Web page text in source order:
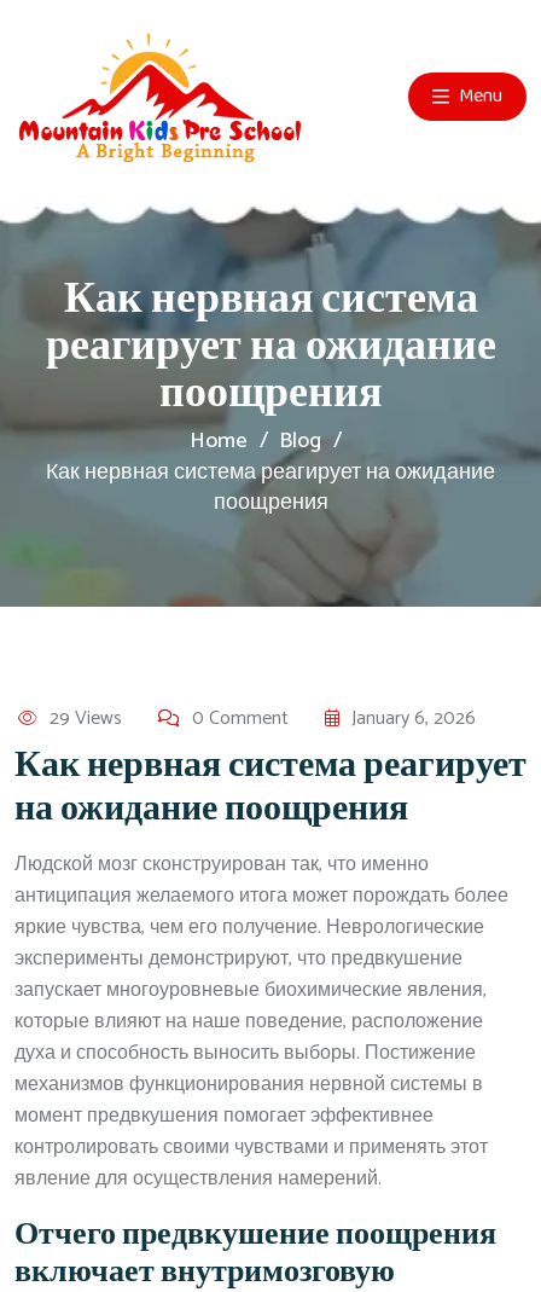
Menu
Как нервная система
реагирует на ожидание
поощрения
Home
Blog
Как нервная система реагирует на ожидание
поощрения
29 Views 0 Comment January 6, 2026
Как нервная система реагирует
на ожидание поощрения
Людской мозг сконструирован так, что именно
антиципация желаемого итога может порождать более
яркие чувства, чем его получение. Неврологические
эксперименты демонстрируют, что предвкушение
запускает многоуровневые биохимические явления,
которые влияют на наше поведение, расположение
духа и способность выносить выборы. Постижение
механизмов функционирования нервной системы в
момент предвкушения помогает эффективнее
контролировать своими чувствами и применять этот
явление для осуществления намерений.
Отчего предвкушение поощрения
включает внутримозговую